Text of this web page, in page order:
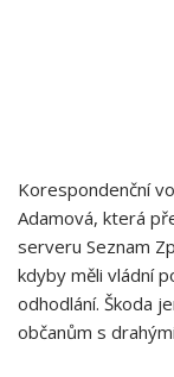
Korespondenční
Adamová, která
serveru Seznam
kdyby měli vládní
odhodlání. Škoda
občanům s